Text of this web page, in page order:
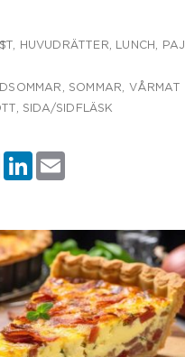
HUVUDRÄTTER LUNCH PAJ
SOMMAR
VÅRMAT
SIDA/SIDFLÄSK
X LinkedIn